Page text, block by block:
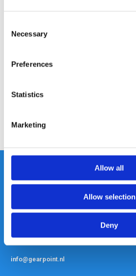
Selection
Necessary
Preferences
Statistics
Marketing
Allow all
Allow selection
Deny
Productomschrijving
Reviews
Delen
Heeft u vragen, neem gerust
contact met ons op.
info@gearpoint.nl